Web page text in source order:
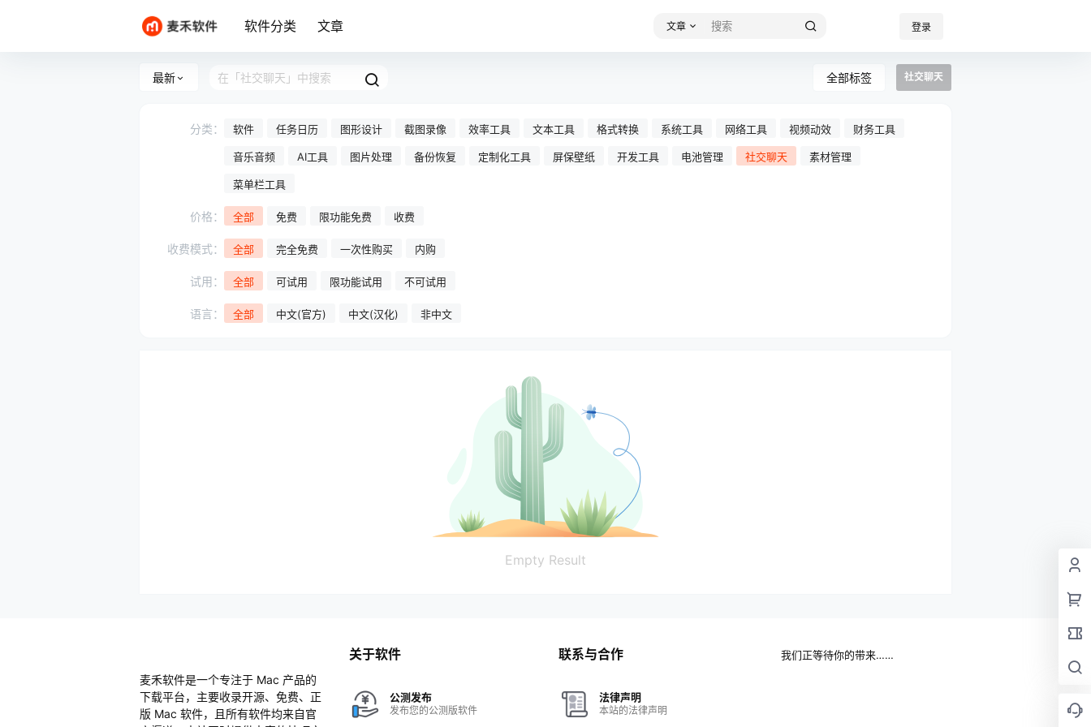
软件分类 文章 文章 登录
最新 全部标签 社交聊天
分类： 软件 任务日历 图形设计 截图录像 效率工具 文本工具 格式转换 系统工具 网络工具 视频动效 财务工具
音乐音频 AI工具 图片处理 备份恢复 定制化工具 屏保壁纸 开发工具 电池管理 社交聊天 素材管理
菜单栏工具
价格： 全部 免费 限功能免费 收费
收费模式： 全部 完全免费 一次性购买 内购
试用： 全部 可试用 限功能试用 不可试用
语言： 全部 中文(官方) 中文(汉化) 非中文
Empty Result
麦禾软件是一个专注于 Mac 产品的
下载平台，主要收录开源、免费、正
版 Mac 软件，且所有软件均来自官
关于软件
公测发布
发布您的公测版软件
联系与合作
法律声明
本站的法律声明
我们正等待你的带来……